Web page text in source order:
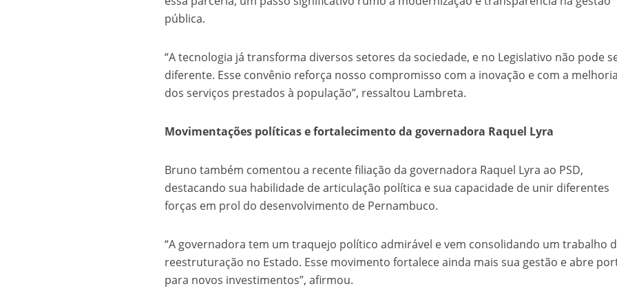
pública.
“A tecnologia já transforma diversos setores da sociedade, e no Legislativo não pode
diferente. Esse convênio reforça nosso compromisso com a inovação e com a melhoria
dos serviços prestados à população”, ressaltou Lambreta.
Movimentações políticas e fortalecimento da governadora Raquel Lyra
Bruno também comentou a recente filiação da governadora Raquel Lyra ao PSD,
destacando sua habilidade de articulação política e sua capacidade de unir diferentes
forças em prol do desenvolvimento de Pernambuco.
“A governadora tem um traquejo político admirável e vem consolidando um trabalho
reestruturação no Estado. Esse movimento fortalece ainda mais sua gestão e abre
para novos investimentos”, afirmou.